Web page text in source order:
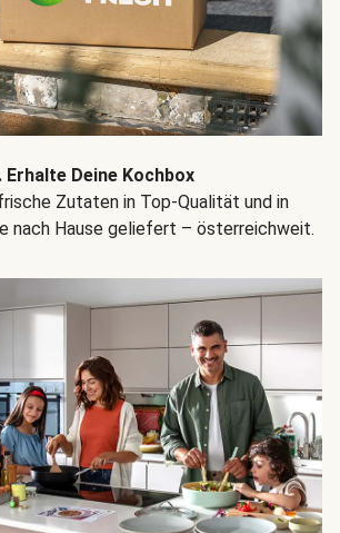
Erhalte Deine Kochbox
Zutaten in Top-Qualität und in
nach Hause geliefert – österreichweit.